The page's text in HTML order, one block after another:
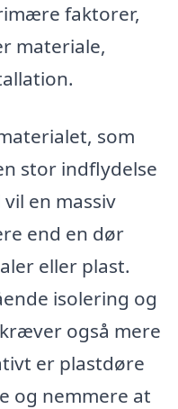
faktorer,
materiale,
som
stor indflydelse
en massiv
end en dør
eller plast.
isolering og
også mere
er plastdøre
og nemmere at